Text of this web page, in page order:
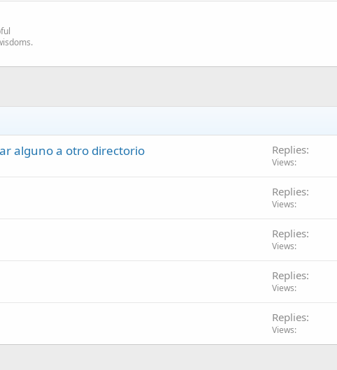
alguno a otro directorio Replies
Views
Replies
Views
Replies
Views
Replies
Views
Replies
Views